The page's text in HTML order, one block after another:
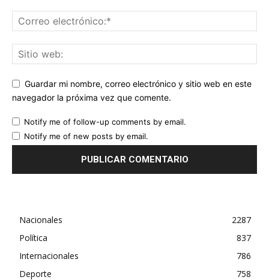
Guardar mi nombre, correo electrónico y sitio web en este
navegador la próxima vez que comente.
Notify me of follow-up comments by email.
Notify me of new posts by email.
Nacionales
2287
Política
837
Internacionales
786
Deporte
758